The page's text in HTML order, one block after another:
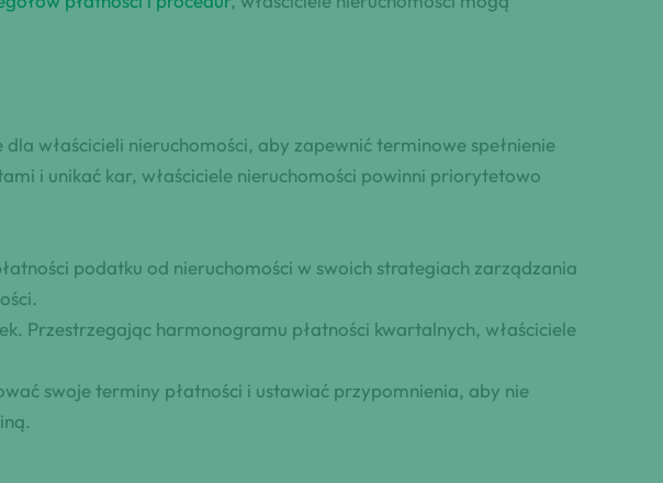
właścicieli nieruchomości, aby zapewnić terminowe spełnienie
i unikać kar, właściciele nieruchomości powinni priorytetowo
podatku od nieruchomości w swoich strategiach zarządzania
Przestrzegając harmonogramu płatności kwartalnych, właściciele
swoje terminy płatności i ustawiać przypomnienia, aby nie